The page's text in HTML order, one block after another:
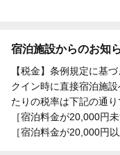
宿泊施設からのお知
【税金】条例規定に基
クイン時に直接宿泊施
たりの税率は下記の通り
［宿泊料金が20,000円
［宿泊料金が20,000円